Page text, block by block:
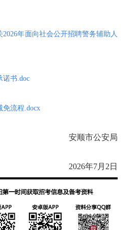
2026年面向社会公开招聘警务辅助人
诺书.doc
免流程.docx
安顺市公安局
2026年7月2日